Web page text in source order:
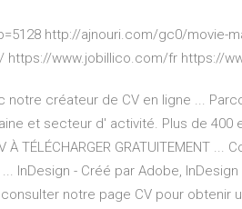
http://ajnouri.com/gc0/movie-
https://www.jobillico.com/fr https://
notre créateur de CV en ligne ...
et secteur d' activité. Plus de
À TÉLÉCHARGER GRATUITEMENT
InDesign - Créé par Adobe,
notre page CV pour obtenir